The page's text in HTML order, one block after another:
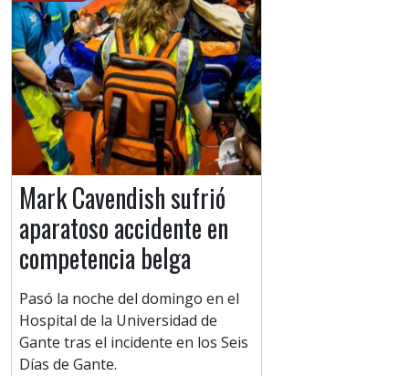
Mark Cavendish sufrió
aparatoso accidente en
competencia belga
Pasó la noche del domingo en el
Hospital de la Universidad de
Gante tras el incidente en los Seis
Días de Gante.